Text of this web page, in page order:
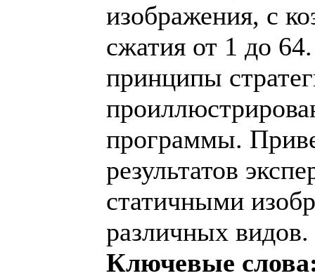
изображения, с
сжатия от 1 до
принципы
программы.
результатов
статичными
различных видов.
Ключевые